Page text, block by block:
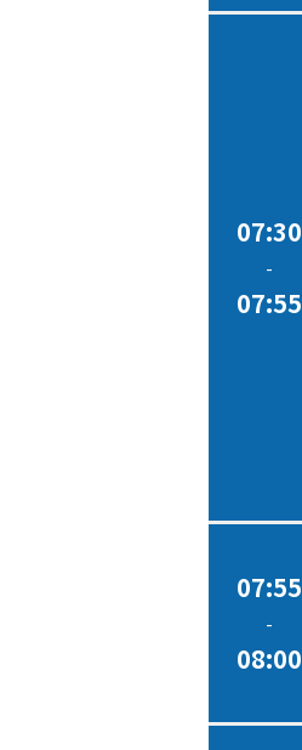
07:30
-
07:55
07:55
-
08:00